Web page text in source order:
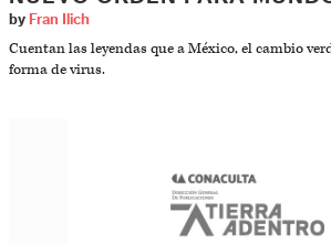
by Fran Ilich
Cuentan las leyendas que a México, el cambio
forma de virus.